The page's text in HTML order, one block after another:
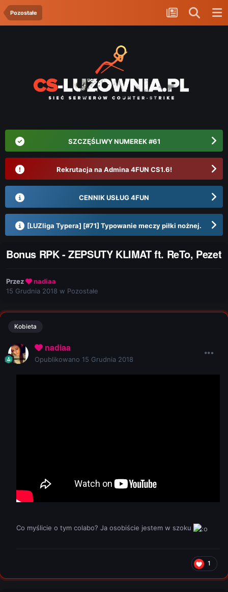
Pozostałe
SZCZĘŚLIWY NUMEREK #61
Rekrutacja na Admina 4FUN CS1.6!
CENNIK USŁUG 4FUN
[LUZliga Typera] [#71] Typowanie meczy piłki nożnej.
Bonus RPK - ZEPSUTY KLIMAT ft. ReTo, Pezet
Przez
nadiaa
15 Grudnia 2018 w Pozostałe
Kobieta
nadiaa
Opublikowano 15 Grudnia 2018
Co myślicie o tym colabo? Ja osobiście jestem w szoku
1